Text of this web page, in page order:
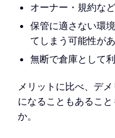
オーナー・規約な
保管に適さない環
てしまう可能性が
無断で倉庫として
メリットに比べ、デ
になることもあるこ
か。